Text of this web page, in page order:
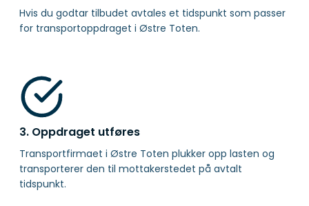
Hvis du godtar tilbudet avtales et tidspunkt som passer
for transportoppdraget i Østre Toten.
3. Oppdraget utføres
Transportfirmaet i Østre Toten plukker opp lasten og
transporterer den til mottakerstedet på avtalt
tidspunkt.